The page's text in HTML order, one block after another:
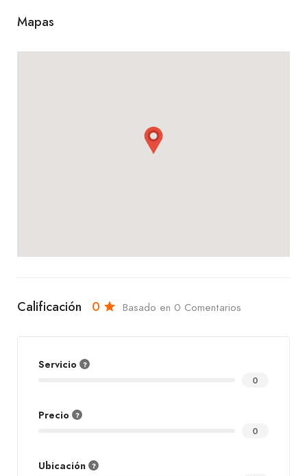
Mapas
Calificación 0 Basado en 0 Comentarios
Servicio
0
Precio
0
Ubicación